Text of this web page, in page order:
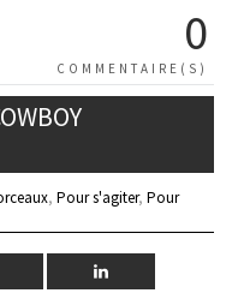
0
COMMENTAIRE(S)
, Pour s'agiter, Pour